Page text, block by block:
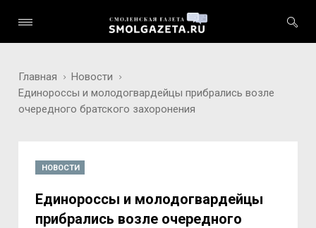
Главная
Новости
Единороссы и молодогвардейцы прибрались возле
очередного братского захоронения
НОВОСТИ
Единороссы и молодогвардейцы
прибрались возле очередного